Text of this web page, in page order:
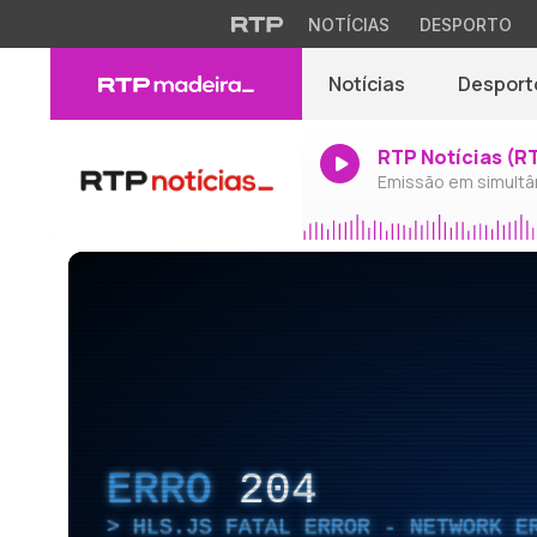
NOTÍCIAS DESPORTO
Notícias
RTP Notícias
Emissão em
ERRO 204
HLS.JS FATAL ERROR - NETWORK